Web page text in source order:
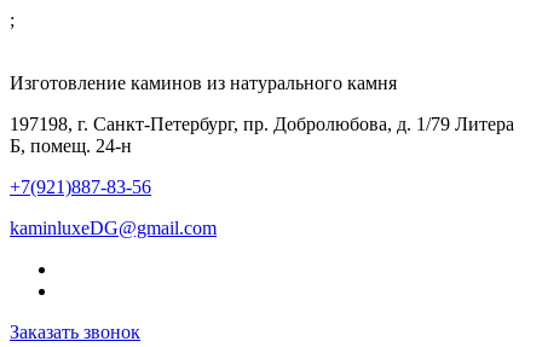
;
Изготовление каминов из натурального камня
197198, г. Санкт-Петербург, пр. Добролюбова, д. 1/79 Литера
Б, помещ. 24-н
+7(921)887-83-56
kaminluxeDG@gmail.com
Заказать звонок